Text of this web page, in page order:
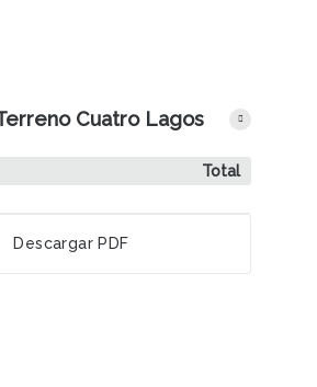
Cuatro Lagos
Total
Descargar PDF